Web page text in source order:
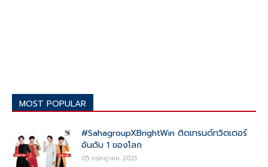
MOST POPULAR
#SahagroupXBrightWin ติดเทรนด์ทวิตเตอร์
อันดับ 1 ของโลก
05 กรกฎาคม 2021